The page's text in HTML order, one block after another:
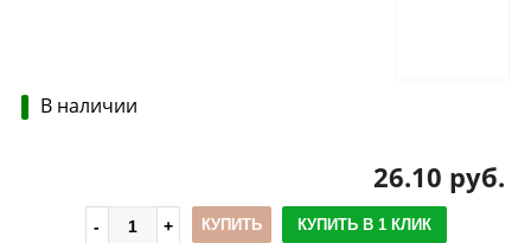
В наличии
26.10 руб.
КУПИТЬ КУПИТЬ В 1 КЛИК